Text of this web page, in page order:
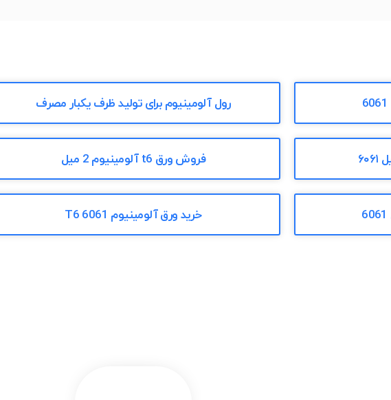
رول آلومینیوم برای تولید ظرف یکبار مصرف
فروش ورق t6 آلومینیوم 2 میل
خرید ورق آلومینیوم T6 6061